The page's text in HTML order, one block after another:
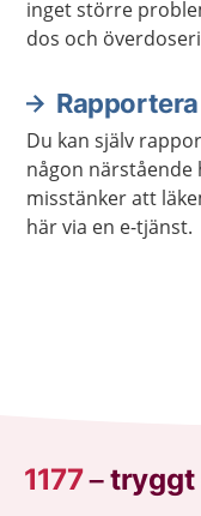
inget större
dos och
Du kan själv
någon
misstänker att
här via en e-tjänst.
1177–tryggt